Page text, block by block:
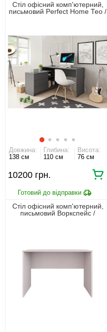
Стіл офісний комп'ютерний,
письмовий Perfect Home Тео /
Довжина:
138 см
Глибина:
110 см
Висота:
76 см
10200
Стіл офісний комп'ютерний,
письмовий Воркспейс /